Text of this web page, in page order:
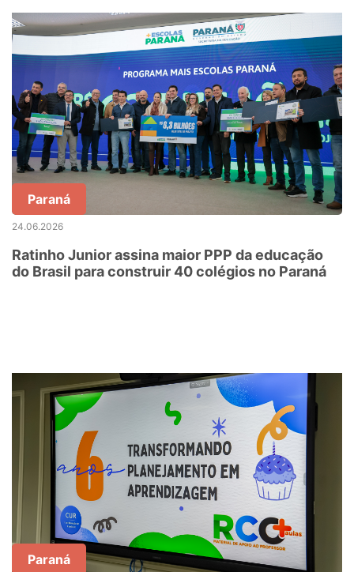
Paraná
24.06.2026
Ratinho Junior assina maior PPP da educação
do Brasil para construir 40 colégios no Paraná
Paraná